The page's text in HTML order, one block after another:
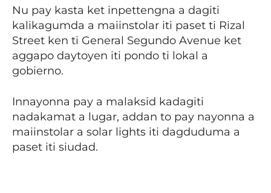
Nu pay kasta ket inpettengna a dagiti
kalikagumda a maiinstolar iti paset ti Rizal
Street ken ti General Segundo Avenue ket
aggapo daytoyen iti pondo ti lokal a
gobierno.
Innayonna pay a malaksid kadagiti
nadakamat a lugar, addan to pay nayonna a
maiinstolar a solar lights iti dagduduma a
paset iti siudad.